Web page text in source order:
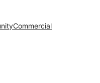
Commercial